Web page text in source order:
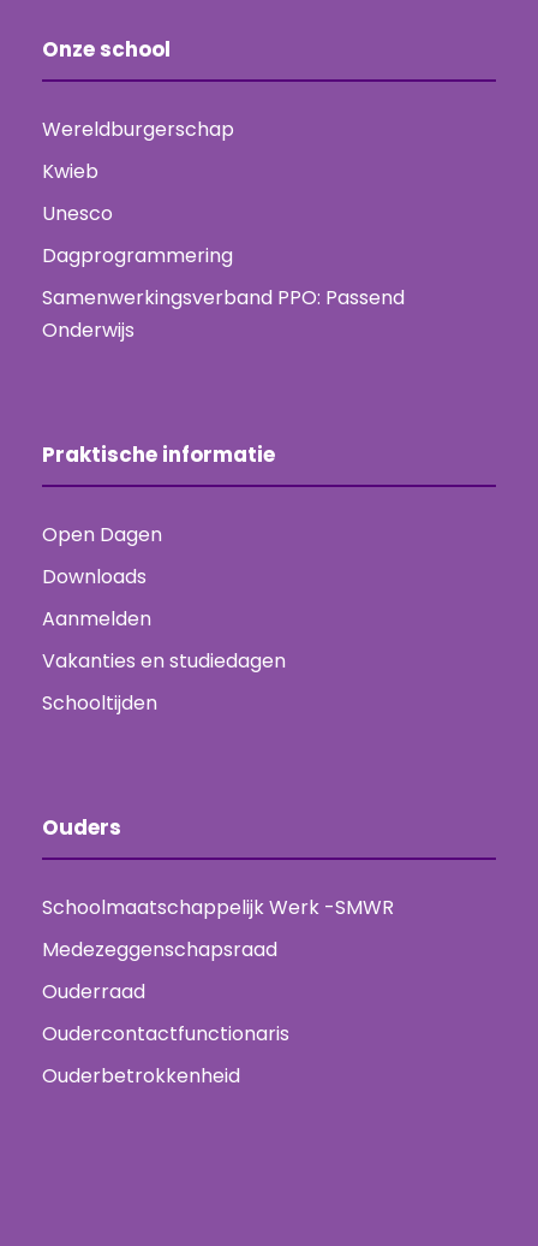
Onze school
Wereldburgerschap
Kwieb
Unesco
Dagprogrammering
Samenwerkingsverband PPO: Passend
Onderwijs
Praktische informatie
Open Dagen
Downloads
Aanmelden
Vakanties en studiedagen
Schooltijden
Ouders
Schoolmaatschappelijk Werk -SMWR
Medezeggenschapsraad
Ouderraad
Oudercontactfunctionaris
Ouderbetrokkenheid